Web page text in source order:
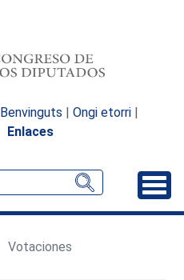
Benvinguts | Ongi etorri |
Enlaces
Votaciones